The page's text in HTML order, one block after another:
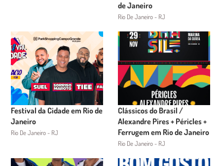
de Janeiro
Rio De Janeiro - RJ
Festival da Cidade em Rio de
Janeiro
Rio De Janeiro - RJ
Clássicos do Brasil /
Alexandre Pires + Péricles +
Ferrugem em Rio de Janeiro
Rio De Janeiro - RJ